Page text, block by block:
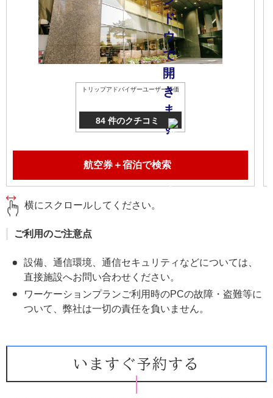
トリップアドバイザーユーザー評価
84 件のクチコミ
航空券＋宿泊で検索
横にスクロールしてください。
ご利用のご注意点
設備、通信環境、通信セキュリティなどについては、
直接施設へお問い合わせください。
ワーケーションプランご利用時のPCの故障・盗難等に
ついて、弊社は一切の責任を負いません。
いますぐ予約する